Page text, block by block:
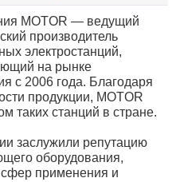
MOTOR — ведущий
производитель
электростанций,
на рынке
с 2006 года. Благодаря
продукции, MOTOR
таких станций в стране.
заслужили репутацию
оборудования,
применения и